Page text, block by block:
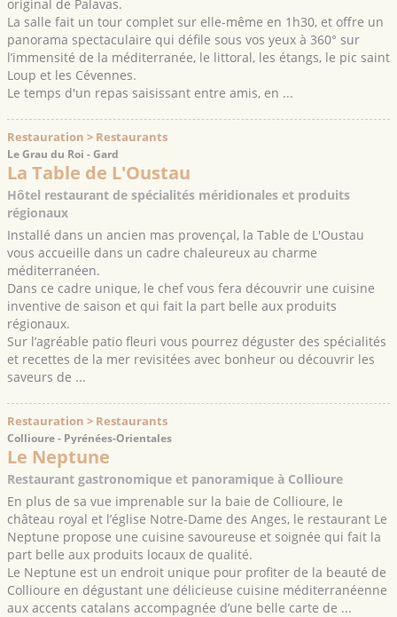
original de Palavas.
La salle fait un tour complet sur elle-même en 1h30, et offre un
panorama spectaculaire qui défile sous vos yeux à 360° sur
l’immensité de la méditerranée, le littoral, les étangs, le pic saint
Loup et les Cévennes.
Le temps d'un repas saisissant entre amis, en ...
Restauration > Restaurants
Le Grau du Roi - Gard
La Table de L'Oustau
Hôtel restaurant de spécialités méridionales et produits
régionaux
Installé dans un ancien mas provençal, la Table de L'Oustau
vous accueille dans un cadre chaleureux au charme
méditerranéen.
Dans ce cadre unique, le chef vous fera découvrir une cuisine
inventive de saison et qui fait la part belle aux produits
régionaux.
Sur l’agréable patio fleuri vous pourrez déguster des spécialités
et recettes de la mer revisitées avec bonheur ou découvrir les
saveurs de ...
Restauration > Restaurants
Collioure - Pyrénées-Orientales
Le Neptune
Restaurant gastronomique et panoramique à Collioure
En plus de sa vue imprenable sur la baie de Collioure, le
château royal et l’église Notre-Dame des Anges, le restaurant Le
Neptune propose une cuisine savoureuse et soignée qui fait la
part belle aux produits locaux de qualité.
Le Neptune est un endroit unique pour profiter de la beauté de
Collioure en dégustant une délicieuse cuisine méditerranéenne
aux accents catalans accompagnée d’une belle carte de ...